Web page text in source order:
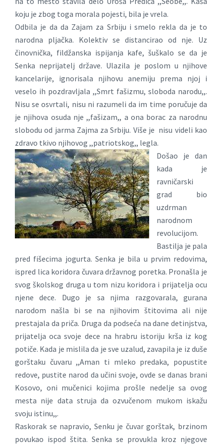
koju je zbog toga morala pojesti, bila je vrela.
Odbila je da da Zajam za Srbiju i smelo rekla da je to
narodna pljačka. Kolektiv se distancirao od nje. Uz
činovnička, fildžanska ispijanja kafe, šuškalo se da je
Senka neprijatelj države. Ulazila je poslom u njihove
kancelarije, ignorisala njihovu anemiju prema njoj i
veselo ih pozdravljala ,,Smrt fašizmu, sloboda narodu,,.
Nisu se osvrtali, nisu ni razumeli da im time poručuje da
je njihova osuda nje ,,fašizam,, a ona borac za narodnu
slobodu od jarma Zajma za Srbiju. Više je nisu videli kao
zdravo tkivo njihovog ,,patriotskog,, legla.
Došao je dan
kada je
ravničarski
grad bio
uzdrman
narodnom
revolucijom.
Bastilja je pala
pred fišecima jogurta. Senka je bila u prvim redovima,
ispred lica koridora čuvara državnog poretka. Pronašla je
svog školskog druga u tom nizu koridora i prijatelja ocu
njene dece. Dugo je sa njima razgovarala, gurana
narodom našla bi se na njihovim štitovima ali nije
prestajala da priča. Druga da podseća na dane detinjstva,
prijatelja oca svoje dece na hrabru istoriju krša iz kog
potiče. Kada je mislila da je sve uzalud, zavapila je iz duše
gorštaku čuvaru ,,Aman ti mleko predaka, popustite
redove, pustite narod da učini svoje, ovde se danas brani
Kosovo, oni mučenici kojima prošle nedelje sa ovog
mesta nije data struja da ozvučenom mukom iskažu
svoju istinu,,.
Raskorak se napravio, Senku je čuvar gorštak, brzinom
povukao ispod štita. Senka se provukla kroz njegove